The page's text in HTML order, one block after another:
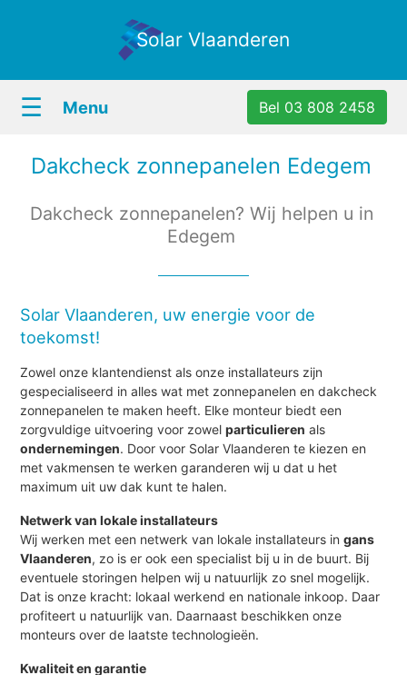
Solar Vlaanderen
☰ Menu Bel 03 808 2458
Dakcheck zonnepanelen Edegem
Dakcheck zonnepanelen? Wij helpen u in
Edegem
Solar Vlaanderen, uw energie voor de
toekomst!
Zowel onze klantendienst als onze installateurs zijn
gespecialiseerd in alles wat met zonnepanelen en dakcheck
zonnepanelen te maken heeft. Elke monteur biedt een
zorgvuldige uitvoering voor zowelparticulieren als
ondernemingen. Door voor Solar Vlaanderen te kiezen en
met vakmensen te werken garanderen wij u dat u het
maximum uit uw dak kunt te halen.
Netwerk van lokale installateurs
Wij werken met een netwerk van lokale installateurs ingans
Vlaanderen, zo is er ook een specialist bij u in de buurt. Bij
eventuele storingen helpen wij u natuurlijk zo snel mogelijk.
Dat is onze kracht: lokaal werkend en nationale inkoop. Daar
profiteert u natuurlijk van. Daarnaast beschikken onze
monteurs over de laatste technologieën.
Kwaliteit en garantie